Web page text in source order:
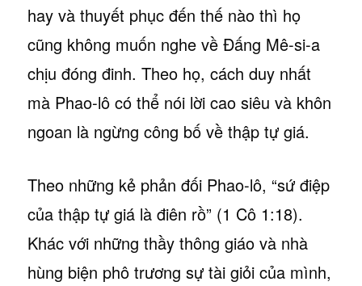
hay và thuyết phục đến thế nào thì họ
cũng không muốn nghe về Đấng Mê-si-a
chịu đóng đinh. Theo họ, cách duy nhất
mà Phao-lô có thể nói lời cao siêu và khôn
ngoan là ngừng công bố về thập tự giá.
Theo những kẻ phản đối Phao-lô, “sứ điệp
của thập tự giá là điên rồ” (1 Cô 1:18).
Khác với những thầy thông giáo và nhà
hùng biện phô trương sự tài giỏi của mình,